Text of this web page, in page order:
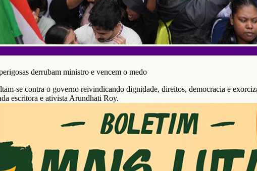
derrubam ministro e vencem o medo
se contra o governo reivindicando dignidade, direitos, democracia e
escritora e ativista Arundhati Roy.